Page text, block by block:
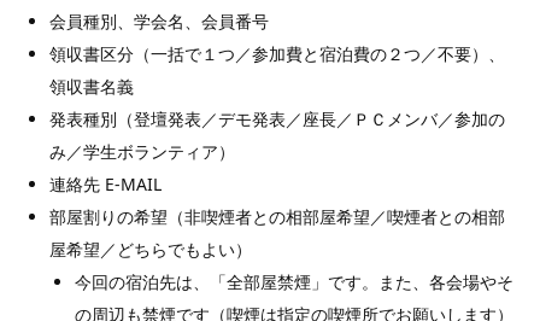
会員種別、学会名、会員番号
領収書区分（一括で１つ／参加費と宿泊費の２つ／不要）、
領収書名義
発表種別（登壇発表／デモ発表／座長／ＰＣメンバ／参加の
み／学生ボランティア）
連絡先 E-MAIL
部屋割りの希望（非喫煙者との相部屋希望／喫煙者との相部
屋希望／どちらでもよい）
今回の宿泊先は、「全部屋禁煙」です。また、各会場やそ
の周辺も禁煙です（喫煙は指定の喫煙所でお願いします）